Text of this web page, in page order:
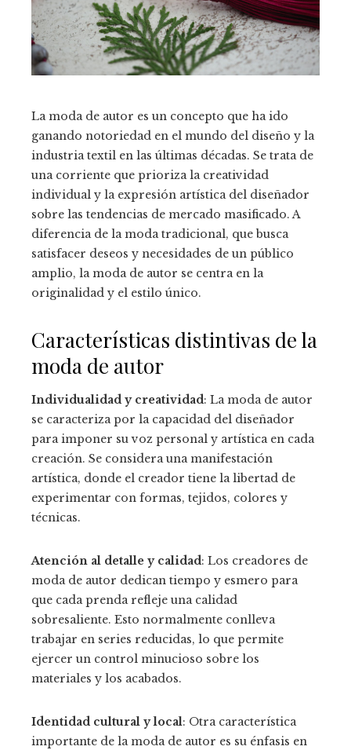
La moda de autor es un concepto que ha ido
ganando notoriedad en el mundo del diseño y la
industria textil en las últimas décadas. Se trata de
una corriente que prioriza la creatividad
individual y la expresión artística del diseñador
sobre las tendencias de mercado masificado. A
diferencia de la moda tradicional, que busca
satisfacer deseos y necesidades de un público
amplio, la moda de autor se centra en la
originalidad y el estilo único.
Características distintivas de la
moda de autor
Individualidad y creatividad: La moda de autor
se caracteriza por la capacidad del diseñador
para imponer su voz personal y artística en cada
creación. Se considera una manifestación
artística, donde el creador tiene la libertad de
experimentar con formas, tejidos, colores y
técnicas.
Atención al detalle y calidad: Los creadores de
moda de autor dedican tiempo y esmero para
que cada prenda refleje una calidad
sobresaliente. Esto normalmente conlleva
trabajar en series reducidas, lo que permite
ejercer un control minucioso sobre los
materiales y los acabados.
Identidad cultural y local: Otra característica
importante de la moda de autor es su énfasis en